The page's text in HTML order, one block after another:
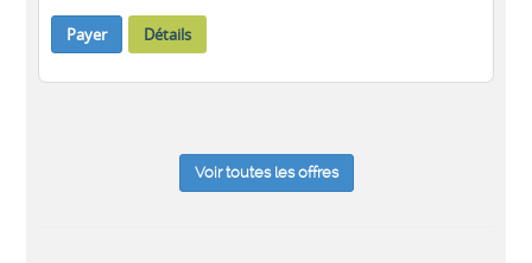
Payer Détails
Voir toutes les offres